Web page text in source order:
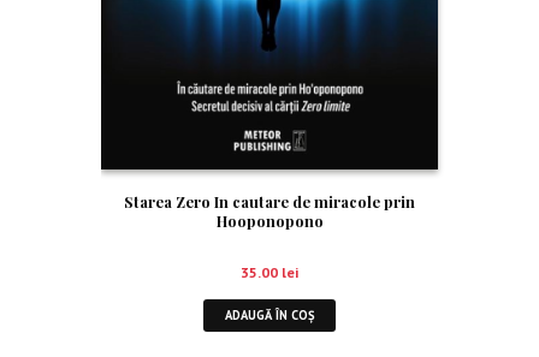
Starea Zero In cautare de miracole prin
Hooponopono
35.00 lei
ADAUGĂ ÎN COȘ